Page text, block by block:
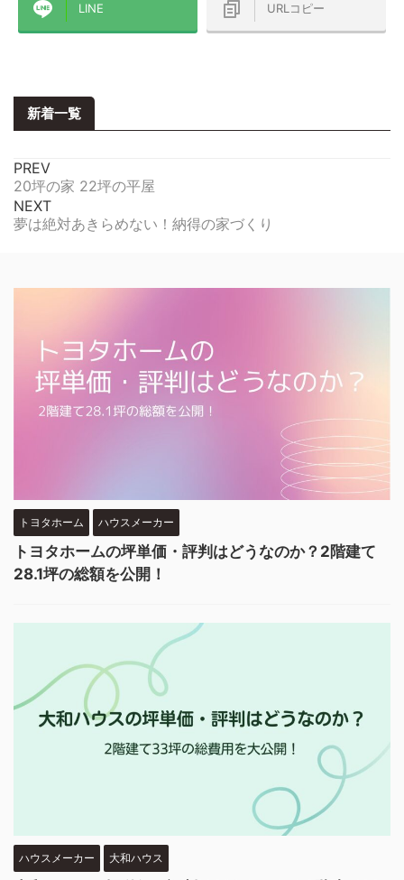
LINE URLコピー
新着一覧
PREV
20坪の家 22坪の平屋
NEXT
夢は絶対あきらめない！納得の家づくり
トヨタホーム ハウスメーカー
トヨタホームの坪単価・評判はどうなのか？2階建て
28.1坪の総額を公開！
ハウスメーカー 大和ハウス